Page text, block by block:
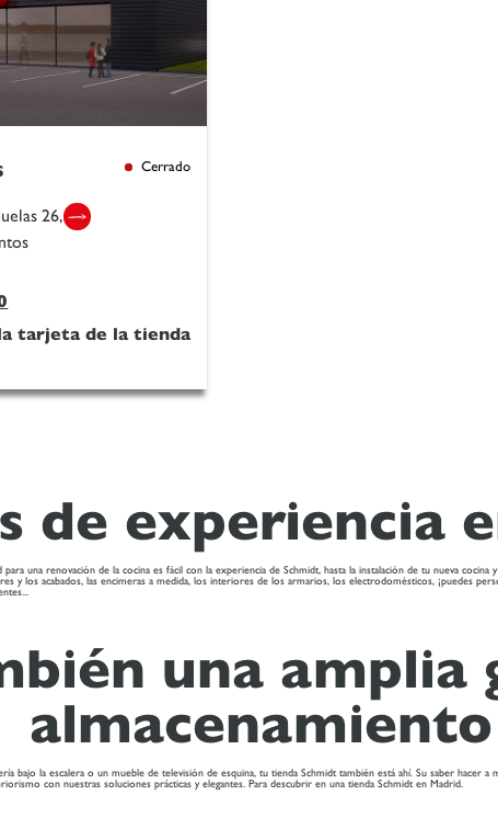
Cerrado
26,
tarjeta de la tienda
de experiencia
una renovación de la cocina es fácil con la experiencia de Schmidt, hasta la instalación de tu nueva
y los acabados, las encimeras a medida, los interiores de los armarios, los electrodomésticos, ¡puedes
una amplia
bajo la escalera o un mueble de televisión de esquina, tu tienda Schmidt también está ahí. Su saber
con nuestras soluciones prácticas y elegantes. Para descubrir en una tienda Schmidt en Madrid.